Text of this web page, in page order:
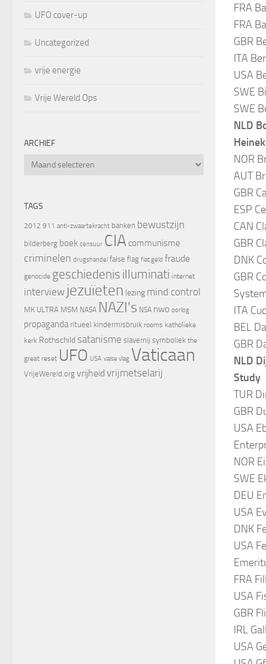
FRA
FRA
GBR
ITA
USA
SWE
SWE
NLD
NOR
AUT
GBR
ESP
CAN
GBR
DNK
GBR
ITA
BEL
GBR
NLD
Study
TUR
GBR
USA
NOR
SWE
DEU
USA
DNK
USA
FRA
USA
GBR
IRL
USA
UFO cover-up
Uncategorized
vrije energie
Vrije Wereld Ops
ARCHIEF
Archief
TAGS
2012 911 anti-zwaartekracht banken bewustzijn
bilderberg boek censuur CIA communisme
criminelen drugshandel false flag fiat geld fraude
genocide geschiedenis illuminati internet
interview jezuïeten lezing mind control
MK ULTRA MSM NASA NAZI's NSA nwo oorlog
propaganda ritueel kindermisbruik rooms katholieke
kerk Rothschild satanisme slavernij symboliek the
great reset UFO USA valse vlag Vaticaan
VrijeWereld.org vrijheid vrijmetselarij